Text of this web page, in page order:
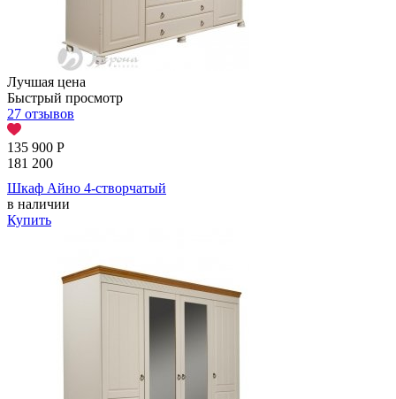
Лучшая цена
Быстрый просмотр
27 отзывов
135 900 Р
181 200
Шкаф Айно 4-створчатый
в наличии
Купить